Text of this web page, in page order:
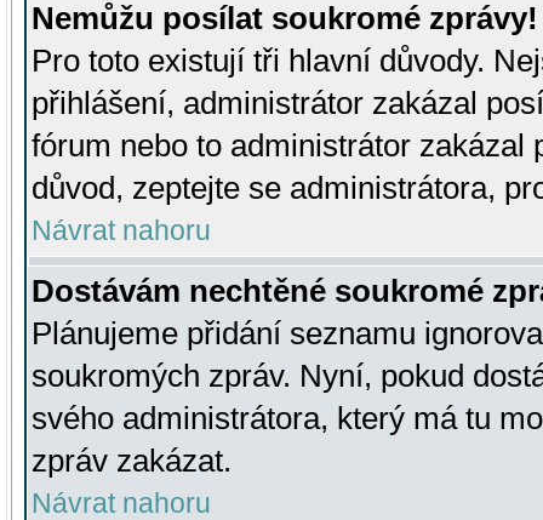
Nemůžu posílat soukromé zprávy!
Pro toto existují tři hlavní důvody.
přihlášení, administrátor zakázal
fórum nebo to administrátor zakázal
důvod, zeptejte se administrátora,
Návrat nahoru
Dostávám nechtěné soukromé
Plánujeme přidání seznamu
soukromých zpráv. Nyní, pokud
svého administrátora, který má tu
zpráv zakázat.
Návrat nahoru